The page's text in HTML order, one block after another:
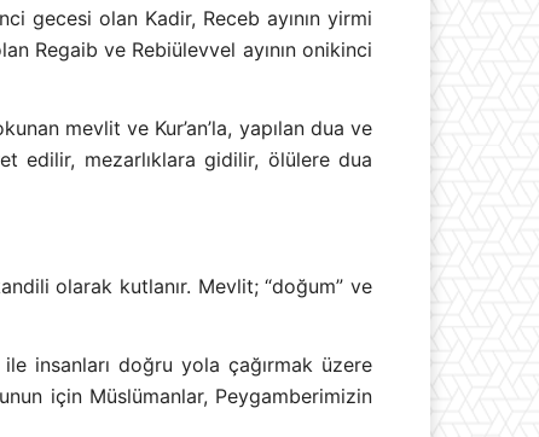
gecesi olan Kadir, Receb ayının yirmi
Regaib ve Rebiülevvel ayının onikinci
mevlit ve Kur’an’la, yapılan dua ve
edilir, mezarlıklara gidilir, ölülere dua
olarak kutlanır. Mevlit; “doğum” ve
insanları doğru yola çağırmak üzere
için Müslümanlar, Peygamberimizin